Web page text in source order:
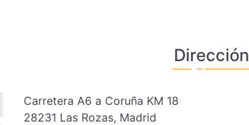
Dirección
Carretera A6 a Coruña KM 18
28231 Las Rozas, Madrid